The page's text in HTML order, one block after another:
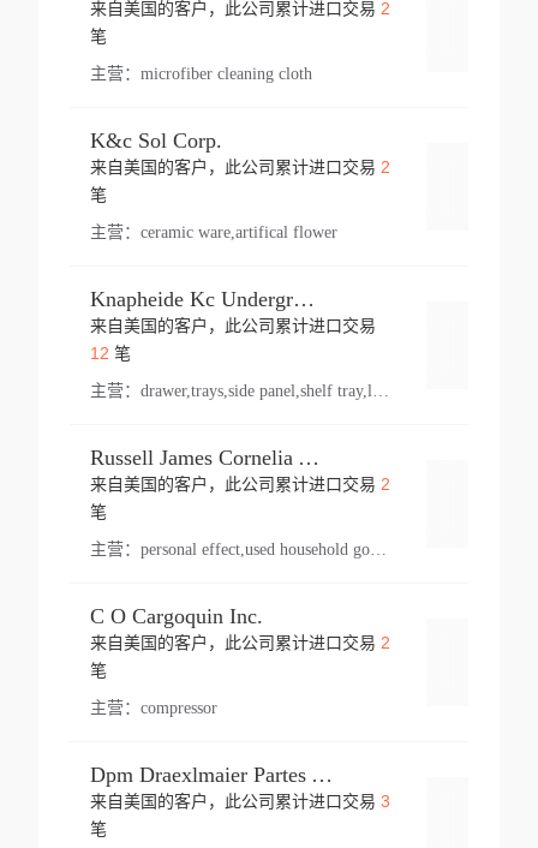
来自美国的客户，此公司累计进口交易 2
笔
主营： microfiber cleaning cloth
K&c Sol Corp.
来自美国的客户，此公司累计进口交易 2
笔
主营： ceramic ware,artifical flower
Knapheide Kc Underground
来自美国的客户，此公司累计进口交易
12 笔
主营：
Russell James Cornelia Arlington Va
来自美国的客户，此公司累计进口交易 2
笔
主营： personal effect,used household goods
C O Cargoquin Inc.
来自美国的客户，此公司累计进口交易 2
笔
主营： compressor
Dpm Draexlmaier Partes Automotrices Corr Ind Huejotzingo
来自美国的客户，此公司累计进口交易 3
笔